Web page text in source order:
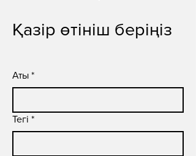
Қазір өтініш беріңіз
Аты *
Тегі *